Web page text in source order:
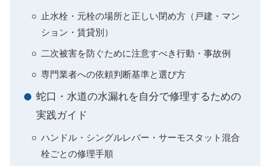
止水栓・元栓の場所と正しい閉め方（戸建・マン
ション・賃貸別）
二次被害を防ぐために注意すべき行動・事故例
専門業者への依頼判断基準と選び方
蛇口・水道の水漏れを自分で修理するための
実践ガイド
ハンドル・シングルレバー・サーモスタット混合
栓ごとの修理手順